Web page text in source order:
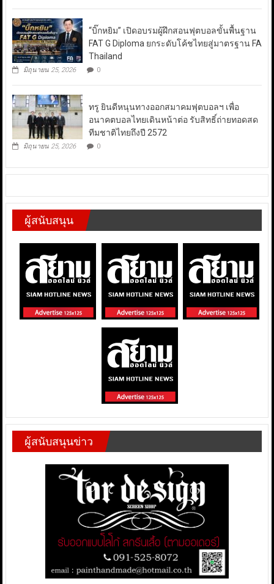
“บิ๊กหยิม” เปิดอบรมผู้ฝึกสอนฟุตบอลขั้นพื้นฐาน
FAT G Diploma ยกระดับโค้ชไทยสู่มาตรฐาน FA
Thailand
มิถุนายน 25, 2026 0
ทรู ยินดีหนุนทางออกสมาคมฟุตบอลฯ เพื่อ
อนาคตบอลไทยเดินหน้าต่อ รับสิทธิ์ถ่ายทอดสด
ทีมชาติไทยถึงปี 2572
มิถุนายน 25, 2026 0
ผู้สนับสนุน
ผู้สนับสนุนข่าว